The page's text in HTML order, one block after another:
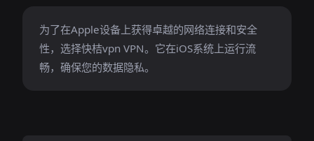
为了在Apple设备上获得卓越的网络连接和安全
性，选择快桔vpn VPN。它在iOS系统上运行流
畅，确保您的数据隐私。